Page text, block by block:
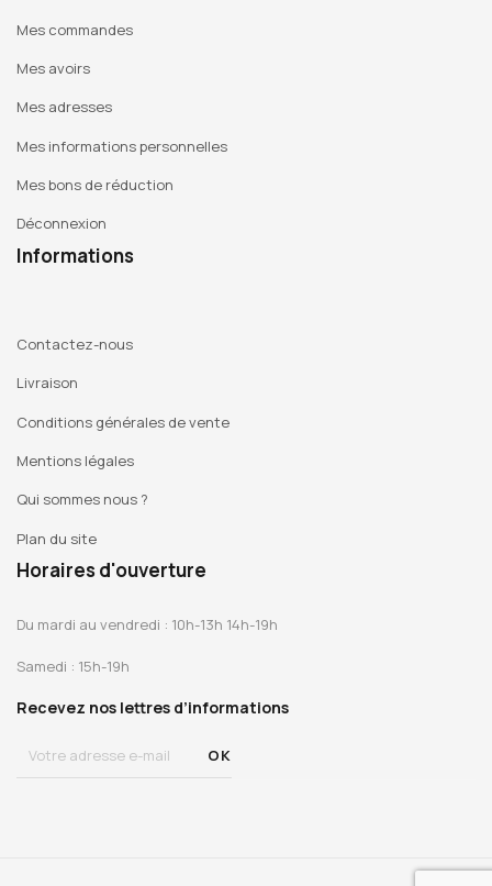
Mes commandes
Mes avoirs
Mes adresses
Mes informations personnelles
Mes bons de réduction
Déconnexion
Informations
Contactez-nous
Livraison
Conditions générales de vente
Mentions légales
Qui sommes nous ?
Plan du site
Horaires d'ouverture
Du mardi au vendredi : 10h-13h 14h-19h
Samedi : 15h-19h
Recevez nos lettres d’informations